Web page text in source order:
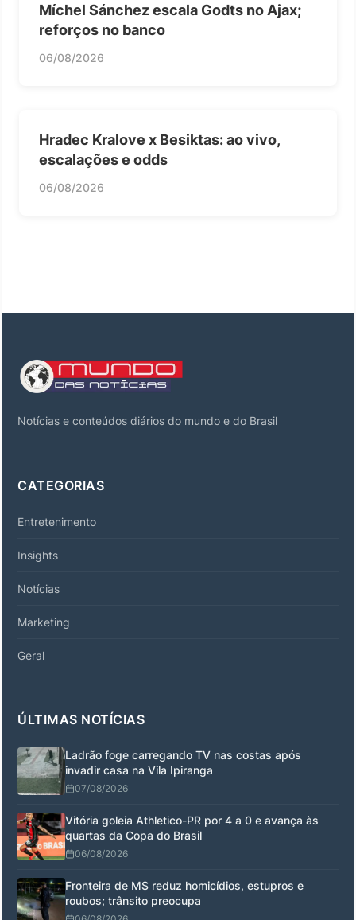
Míchel Sánchez escala Godts no Ajax;
reforços no banco
06/08/2026
Hradec Kralove x Besiktas: ao vivo,
escalações e odds
06/08/2026
Notícias e conteúdos diários do mundo e do Brasil
CATEGORIAS
Entretenimento
Insights
Notícias
Marketing
Geral
ÚLTIMAS NOTÍCIAS
Ladrão foge carregando TV nas costas após
invadir casa na Vila Ipiranga
07/08/2026
Vitória goleia Athletico-PR por 4 a 0 e avança às
quartas da Copa do Brasil
06/08/2026
Fronteira de MS reduz homicídios, estupros e
roubos; trânsito preocupa